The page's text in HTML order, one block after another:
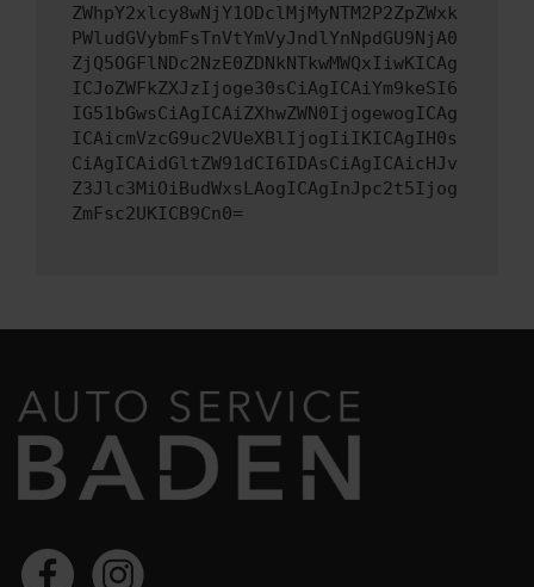
ZWhpY2xlcy8wNjY1ODclMjMyNTM2P2ZpZWxk
PWludGVybmFsTnVtYmVyJndlYnNpdGU9NjA0
ZjQ5OGFlNDc2NzE0ZDNkNTkwMWQxIiwKICAg
ICJoZWFkZXJzIjoge30sCiAgICAiYm9keSI6
IG51bGwsCiAgICAiZXhwZWN0IjogewogICAg
ICAicmVzcG9uc2VUeXBlIjogIiIKICAgIH0s
CiAgICAidGltZW91dCI6IDAsCiAgICAicHJv
Z3Jlc3MiOiBudWxsLAogICAgInJpc2t5Ijog
ZmFsc2UKICB9Cn0=